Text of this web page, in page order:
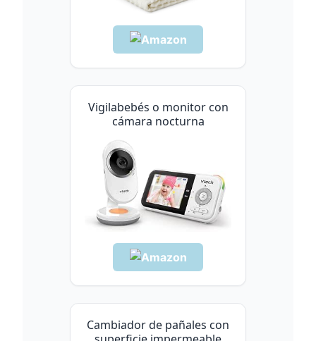
Vigilabebés o monitor con
cámara nocturna
Cambiador de pañales con